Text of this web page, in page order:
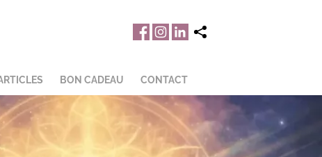
BON CADEAU CONTACT